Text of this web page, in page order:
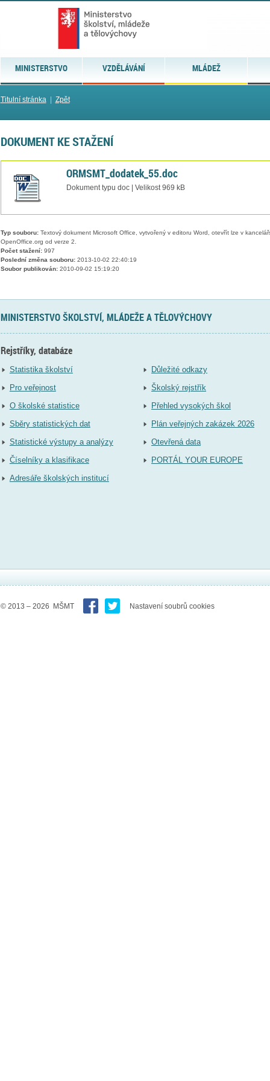
MINISTERSTVO VZDĚLÁVÁNÍ MLÁDEŽ
Titulní stránka| Zpět
DOKUMENT KE STAŽENÍ
ORMSMT_dodatek_55.doc
Dokument typu doc | Velikost 969 kB
Typ souboru:Textový dokument Microsoft Office, vytvořený v editoru Word, otevřít lze v
OpenOffice.org od verze 2.
Počet stažení:997
Poslední změna souboru:2013-10-02 22:40:19
Soubor publikován:2010-09-02 15:19:20
MINISTERSTVO ŠKOLSTVÍ, MLÁDEŽE A TĚLOVÝCHOVY
Rejstříky, databáze
Statistika školství
Pro veřejnost
O školské statistice
Sběry statistických dat
Statistické výstupy a analýzy
Číselníky a klasifikace
Adresáře školských institucí
Důležité odkazy
Školský rejstřík
Přehled vysokých škol
Plán veřejných zakázek 2026
Otevřená data
PORTÁL YOUR EUROPE
© 2013 – 2026 MŠMT Nastavení soubrů cookies